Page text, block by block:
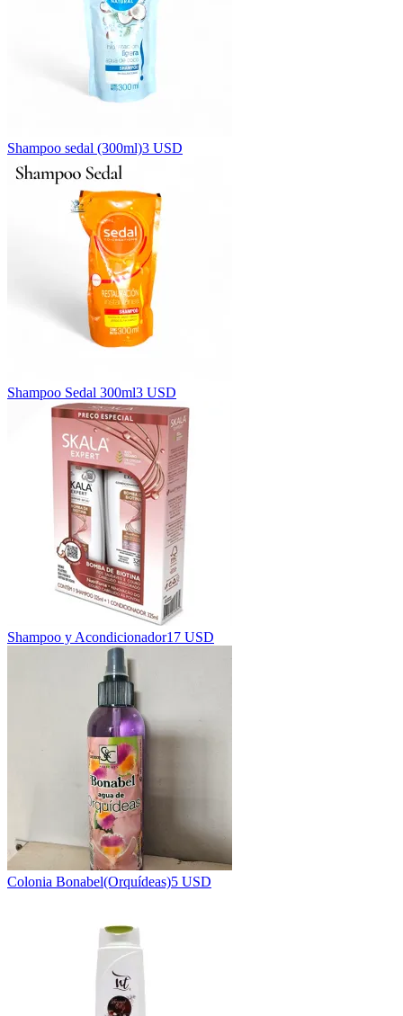
Shampoo sedal (300ml)3 USD
Shampoo Sedal 300ml3 USD
Shampoo y Acondicionador17 USD
Colonia Bonabel(Orquídeas)5 USD